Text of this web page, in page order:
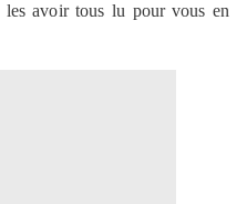
les avoir tous lu pour vous en